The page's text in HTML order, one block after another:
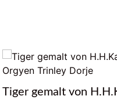
Tiger gemalt von